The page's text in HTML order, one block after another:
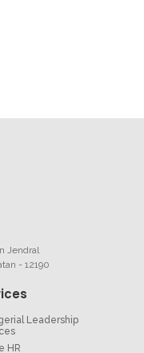
Jendral
- 12190
Leadership
HR